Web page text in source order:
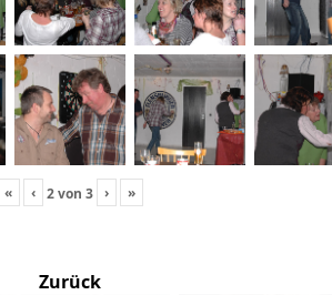
« ‹ 2von 3 › »
Zurück